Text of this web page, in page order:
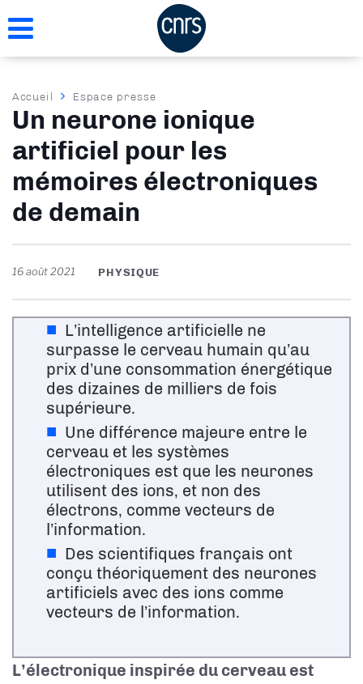
au
Fil
d'Ariane
Accueil Espace presse
Un neurone ionique
artificiel pour les
mémoires électroniques
de demain
16 août 2021 PHYSIQUE
L’intelligence artificielle ne
surpasse le cerveau humain qu’au
prix d’une consommation énergétique
des dizaines de milliers de fois
supérieure.
Une différence majeure entre le
cerveau et les systèmes
électroniques est que les neurones
utilisent des ions, et non des
électrons, comme vecteurs de
l’information.
Des scientifiques français ont
conçu théoriquement des neurones
artificiels avec des ions comme
vecteurs de l’information.
L’électronique inspirée du cerveau est